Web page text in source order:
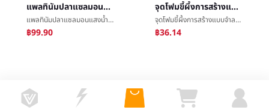
แพลทินัมปลาแซลมอนแสงน้ำย่อยอาหารให้ความชุ่มชื้นการเสริมกำลังการซ่อมแซมอิตาลีปลาแซลมอนความปลอดภัยสามารถค้นหาไม่ทำเครื่องหมายเรือ
แพลทินัมปลาแซลมอนแสงน้ำย่อยอาหารให้ความชุ่มชื้นการเสริมกำลังการซ่อมแซมอิตาลีปลาแซลมอนความปลอดภัยสามารถค้นหาไม่ทำเครื่องหมายเรือ
฿99.90
จุดโฟมขี้ผึ้งการสร้างแบบจำลองมูสส์ทำหยิกแบบแผนผู้ชายนางสาวให้ความชุ่มชื้นป้องกันปริมาณความยืดหยุ่นมังสวิรัติå«å±ครีม
จุดโฟมขี้ผึ้งการสร้างแบบจำลองมูสส์ทำหยิกแบบแผนผู้ชายนางสาวให้ความชุ่มชื้นป้องกันปริมาณความยืดหยุ่นมังสวิรัติå«å±ครีม
฿36.14